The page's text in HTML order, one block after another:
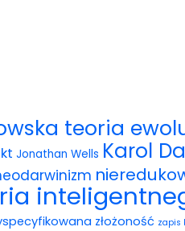
teoria
Jonathan Wells Karol
złożoność zapis